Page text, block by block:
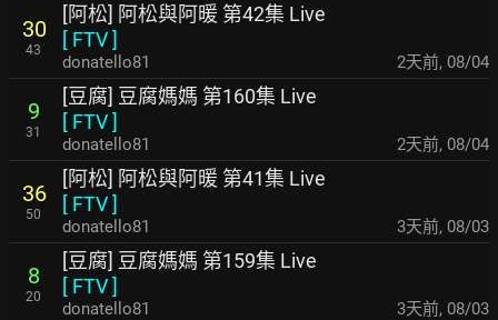
30
43
[阿松] 阿松與阿暖 第42集 Live
[ FTV]
donatello81 2天前, 08/04
9
31
[豆腐] 豆腐媽媽 第160集 Live
[ FTV]
donatello81 2天前, 08/04
36
50
[阿松] 阿松與阿暖 第41集 Live
[ FTV]
donatello81 3天前, 08/03
8
20
[豆腐] 豆腐媽媽 第159集 Live
[ FTV]
donatello81 3天前, 08/03